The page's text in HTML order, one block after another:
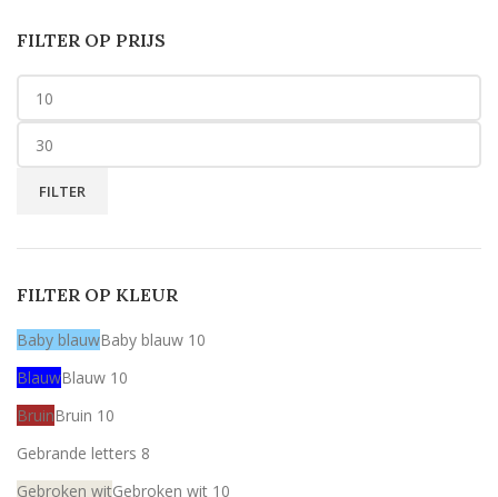
FILTER OP PRIJS
FILTER
FILTER OP KLEUR
Baby blauwBaby blauw 10
BlauwBlauw 10
BruinBruin 10
Gebrande letters 8
Gebroken witGebroken wit 10